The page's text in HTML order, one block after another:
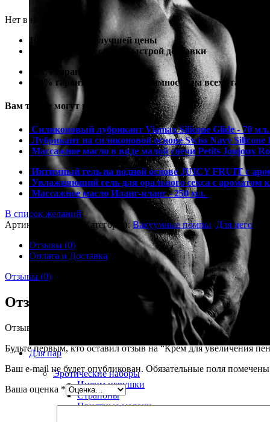
Для пар
Эротические наборы
Интим игрушки
Страпоны
Приятные мелочи
Нет в наличии
100% гарантия лучшей цены
100% гарантия самой быстрой доставки
100% гарантия от подделки
100% гарантия полной анонимности на всех этапах
Вам также могут понадобиться
Силиконовый лубрикант Viamax Silicone Glide - 70 мл.
Лубрикант на силиконовой основе Swiss Navy Silicone
Массажное масло в виде малой свечи Petits Joujoux
Интимный гель на водной основе JUICY FRUIT с
Увлажняющий гель для орального секса с ароматом
Массажное масло Иланг-иланг - 250 мл.
В список желаний
Артикул:
Категории: Вакуумные помпы Для него
Отзывы (0)
Оплата и Доставка
Отзывы (0)
Отзывы
Отзывов пока нет.
Будьте первым, кто оставил отзыв на “Крем для увеличения
Ваш e-mail не будет опубликован. Обязательные поля помечены
Ваша оценка *